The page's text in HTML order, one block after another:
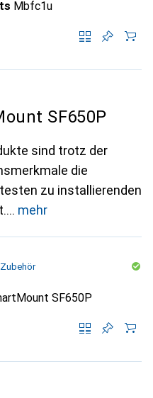
Mbfc1u
SF650P
sind trotz der
die
zu installierenden
mehr
SF650P